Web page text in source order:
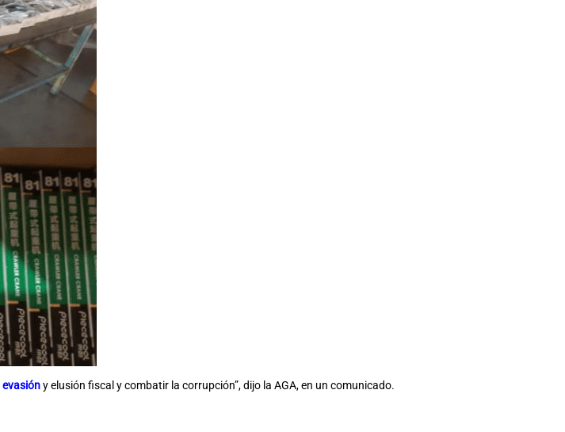
evasióny elusión fiscal y combatir la corrupción”, dijo la AGA, en un comunicado.